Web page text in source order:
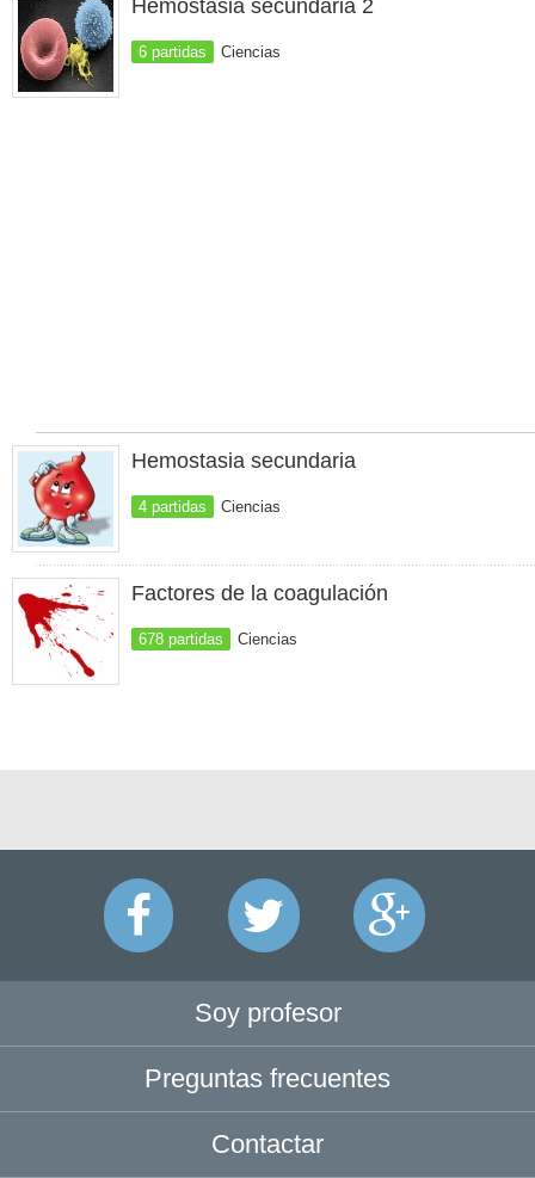
Hemostasia secundaria 2
6 partidas Ciencias
Hemostasia secundaria
4 partidas Ciencias
Factores de la coagulación
678 partidas Ciencias
Soy profesor
Preguntas frecuentes
Contactar